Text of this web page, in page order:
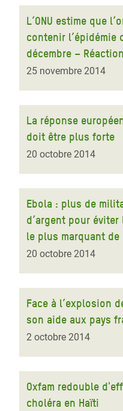
L’ONU estime que
contenir l’épidémie
décembre –
25 novembre 2014
La réponse
doit être plus forte
20 octobre 2014
Ebola : plus de
d’argent pour
le plus marquant
20 octobre 2014
Face à l’explosion
son aide aux pays
2 octobre 2014
Oxfam redouble
choléra en Haïti